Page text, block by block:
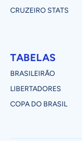
CRUZEIRO STATS
TABELAS
BRASILEIRÃO
LIBERTADORES
COPA DO BRASIL